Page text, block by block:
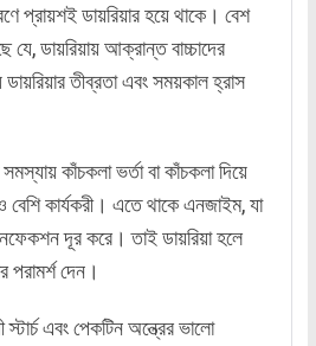
প্রায়শই ডায়রিয়ার হয়ে থাকে। বেশ
যে, ডায়রিয়ায় আক্রান্ত বাচ্চাদের
তীব্রতা এবং সময়কাল হ্রাস
কাঁচকলা ভর্তা বা কাঁচকলা দিয়ে
কার্যকরী। এতে থাকে এনজাইম, যা
দূর করে। তাই ডায়রিয়া হলে
পরামর্শ দেন।
এবং পেকটিন অন্ত্রের ভালো